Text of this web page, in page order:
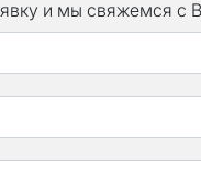
и мы свяжемся с